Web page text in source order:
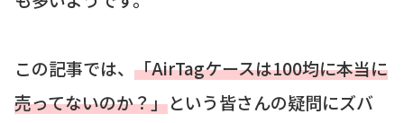
この記事では、 「AirTagケースは100均に本当に
売ってないのか？」という皆さんの疑問にズバ